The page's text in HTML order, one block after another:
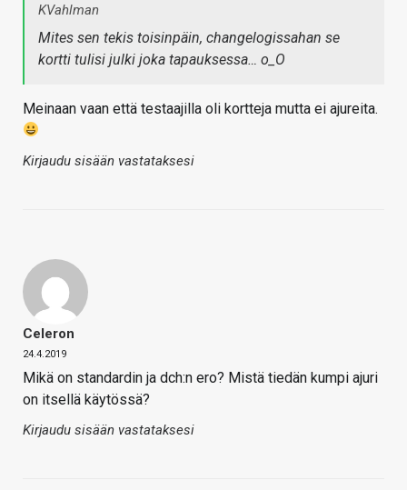
KVahlman
Mites sen tekis toisinpäin, changelogissahan se
kortti tulisi julki joka tapauksessa… o_O
Meinaan vaan että testaajilla oli kortteja mutta ei ajureita.
Kirjaudu sisään vastataksesi
Celeron
24.4.2019
Mikä on standardin ja dch:n ero? Mistä tiedän kumpi ajuri
on itsellä käytössä?
Kirjaudu sisään vastataksesi